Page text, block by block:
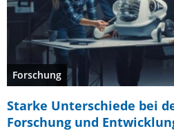
Forschung
Starke Unterschiede bei
Forschung und